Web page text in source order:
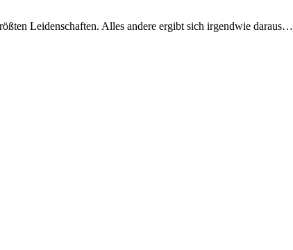
Leidenschaften. Alles andere ergibt sich irgendwie daraus…